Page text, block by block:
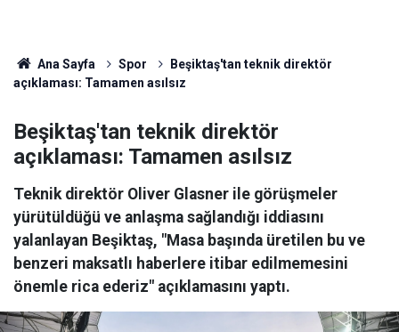
Ana Sayfa Spor
Beşiktaş'tan teknik direktör
açıklaması: Tamamen asılsız
Beşiktaş'tan teknik direktör
açıklaması: Tamamen asılsız
Teknik direktör Oliver Glasner ile görüşmeler
yürütüldüğü ve anlaşma sağlandığı iddiasını
yalanlayan Beşiktaş, "Masa başında üretilen bu ve
benzeri maksatlı haberlere itibar edilmemesini
önemle rica ederiz" açıklamasını yaptı.